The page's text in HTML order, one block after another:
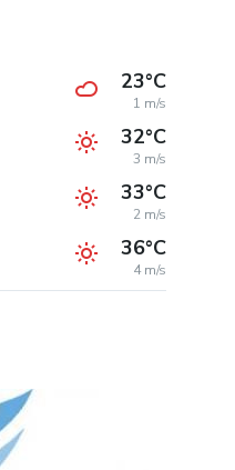
23°C
1 m/s
32°C
3 m/s
33°C
2 m/s
36°C
4 m/s